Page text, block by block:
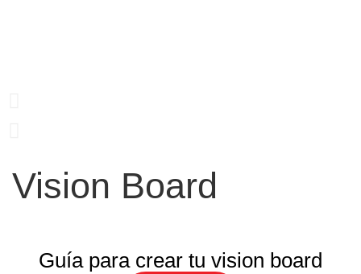
Vision Board
Guía para crear tu vision board